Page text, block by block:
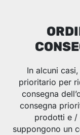
In alcuni
prioritario per
consegna
consegna
prodotti e /
suppongono un